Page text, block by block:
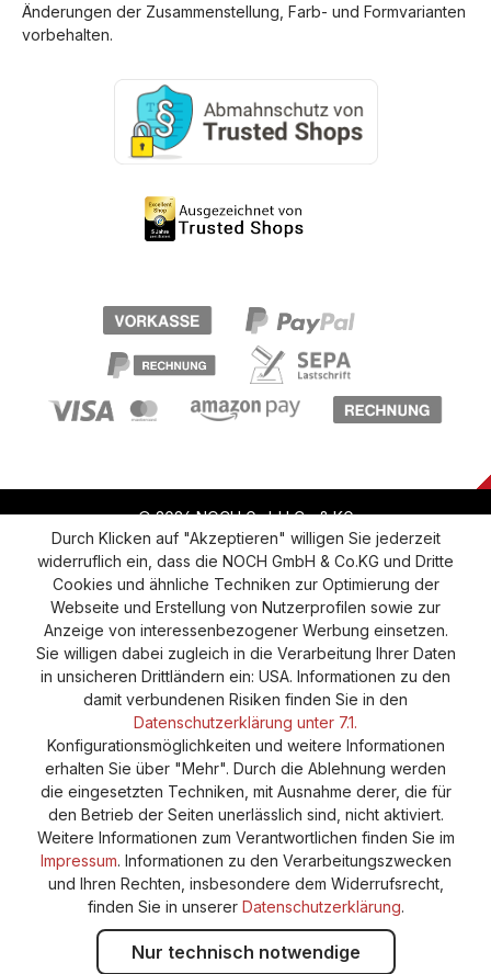
Änderungen der Zusammenstellung, Farb- und Formvarianten
vorbehalten.
© 2026 NOCH GmbH Co & KG
Vertrag widerrufen Widerruf Datenschutz
Versand und Zahlung AGB
Impressum
Cookie-Einstellungen
Barrierefreiheitserklärung
Durch Klicken auf "Akzeptieren" willigen Sie jederzeit
widerruflich ein, dass die NOCH GmbH & Co.KG und Dritte
Cookies und ähnliche Techniken zur Optimierung der
Webseite und Erstellung von Nutzerprofilen sowie zur
Anzeige von interessenbezogener Werbung einsetzen.
Sie willigen dabei zugleich in die Verarbeitung Ihrer Daten
in unsicheren Drittländern ein: USA. Informationen zu den
damit verbundenen Risiken finden Sie in den
Datenschutzerklärung unter 7.1.
Konfigurationsmöglichkeiten und weitere Informationen
erhalten Sie über "Mehr". Durch die Ablehnung werden
die eingesetzten Techniken, mit Ausnahme derer, die für
den Betrieb der Seiten unerlässlich sind, nicht aktiviert.
Weitere Informationen zum Verantwortlichen finden Sie im
Impressum. Informationen zu den Verarbeitungszwecken
und Ihren Rechten, insbesondere dem Widerrufsrecht,
finden Sie in unserer Datenschutzerklärung.
Nur technisch notwendige